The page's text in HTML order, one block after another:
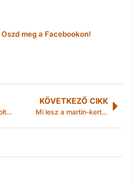
meg a Facebookon!
Újabb ellenőrzés volt Miskolcon
KÖVETKEZŐ CIKK
Mi lesz a martin-kertvárosi iskola sorsa?